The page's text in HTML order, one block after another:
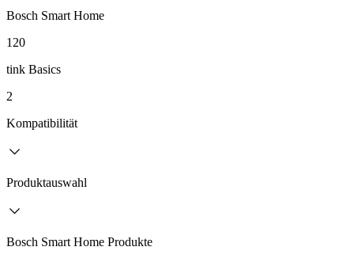
Bosch Smart Home
120
tink Basics
2
Kompatibilität
Produktauswahl
Bosch Smart Home Produkte